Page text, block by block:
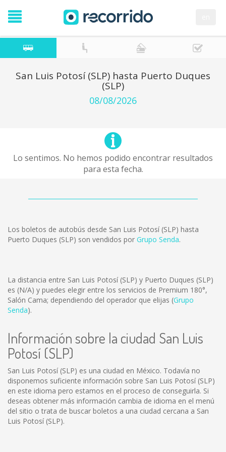
San Luis Potosí (SLP) hasta Puerto Duques
(SLP)
08/08/2026
Lo sentimos. No hemos podido encontrar resultados
para esta fecha.
Los boletos de autobús desde San Luis Potosí (SLP) hasta
Puerto Duques (SLP) son vendidos por Grupo Senda.
La distancia entre San Luis Potosí (SLP) y Puerto Duques (SLP)
es (N/A) y puedes elegir entre los servicios de Premium 180°,
Salón Cama; dependiendo del operador que elijas (Grupo
Senda).
Información sobre la ciudad San Luis
Potosí (SLP)
San Luis Potosí (SLP) es una ciudad en México. Todavía no
disponemos suficiente información sobre San Luis Potosí (SLP)
en este idioma pero estamos en el proceso de conseguirla. Si
deseas obtener más información cambia de idioma en el menú
del sitio o trata de buscar boletos a una ciudad cercana a San
Luis Potosí (SLP).